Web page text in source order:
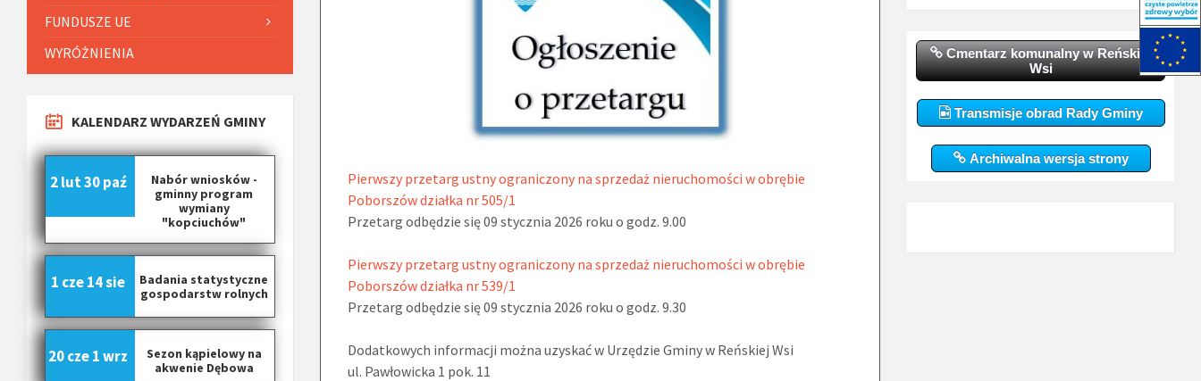
Pierwszy przetarg ustny ograniczony na sprzedaż nieruchomości w obrębie
Poborszów działka nr 505/1
Przetarg odbędzie się 09 stycznia 2026 roku o godz. 9.00
Pierwszy przetarg ustny ograniczony na sprzedaż nieruchomości w obrębie
Poborszów działka nr 539/1
Przetarg odbędzie się 09 stycznia 2026 roku o godz. 9.30
Dodatkowych informacji można uzyskać w Urzędzie Gminy w Reńskiej Wsi
ul. Pawłowicka 1 pok. 11
FUNDUSZE UE
WYRÓŻNIENIA
KALENDARZ WYDARZEŃ GMINY
Nabór wniosków -
gminny program
wymiany
"kopciuchów"
2 lut30 paź
Badania statystyczne
gospodarstw rolnych
1 cze14 sie
Sezon kąpielowy na
akwenie Dębowa
20 cze1 wrz
Cmentarz komunalny w Reńskiej
Wsi
Transmisje obrad Rady Gminy
Archiwalna wersja strony